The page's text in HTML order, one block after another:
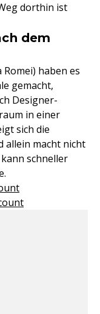
dorthin ist
dem
Romei) haben es
gemacht,
Designer-
in einer
sich die
allein macht nicht
schneller